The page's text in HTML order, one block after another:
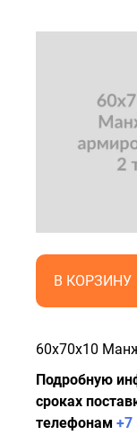
В КОРЗИНУ
60x70x10
Подробную
сроках
телефонам +7